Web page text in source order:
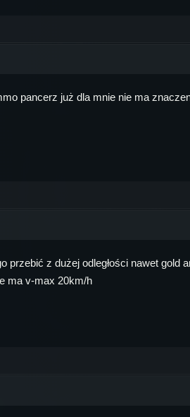
pancerz już dla mnie nie ma
z dużej odległości nawet gold
ma v-max 20km/h